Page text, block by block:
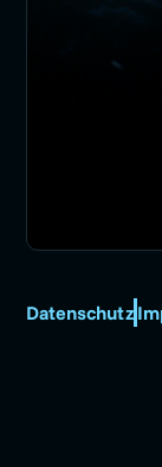
Datenschutz